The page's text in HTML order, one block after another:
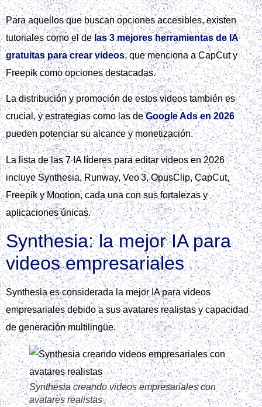
Para aquellos que buscan opciones accesibles, existen
tutoriales como el delas 3 mejores herramientas de IA
gratuitas para crear videos, que menciona a CapCut y
Freepik como opciones destacadas.
La distribución y promoción de estos videos también es
crucial, y estrategias como las deGoogle Ads en 2026
pueden potenciar su alcance y monetización.
La lista de las 7 IA líderes para editar videos en 2026
incluye Synthesia, Runway, Veo 3, OpusClip, CapCut,
Freepik y Mootion, cada una con sus fortalezas y
aplicaciones únicas.
Synthesia: la mejor IA para
videos empresariales
Synthesia es considerada la mejor IA para videos
empresariales debido a sus avatares realistas y capacidad
de generación multilingüe.
Synthesia creando videos empresariales con
avatares realistas